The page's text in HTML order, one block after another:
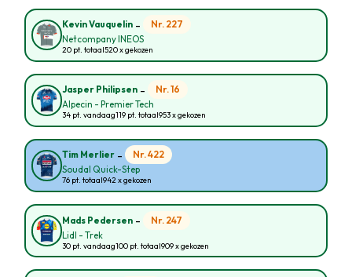
Kevin Vauquelin - Nr. 227
Netcompany INEOS
20 pt. totaal520 x gekozen
Jasper Philipsen - Nr. 16
Alpecin - Premier Tech
34 pt. vandaag119 pt. totaal953 x gekozen
Tim Merlier - Nr. 422
Soudal Quick-Step
76 pt. totaal942 x gekozen
Mads Pedersen - Nr. 247
Lidl - Trek
30 pt. vandaag100 pt. totaal909 x gekozen